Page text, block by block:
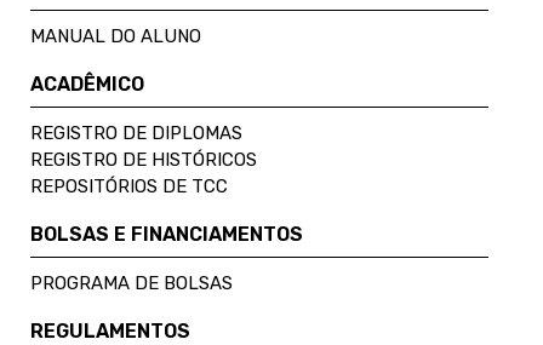
MANUAL DO ALUNO
ACADÊMICO
REGISTRO DE DIPLOMAS
REGISTRO DE HISTÓRICOS
REPOSITÓRIOS DE TCC
BOLSAS E FINANCIAMENTOS
PROGRAMA DE BOLSAS
REGULAMENTOS